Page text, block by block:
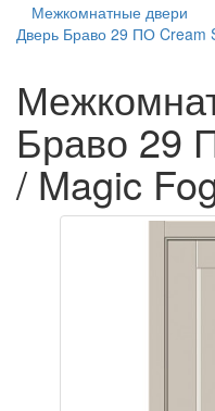
Межкомнатные двери
Дверь Браво 29 ПО Cream
Браво 29
/ Magic